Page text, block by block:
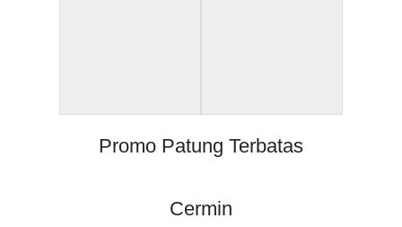
Promo Patung Terbatas
Cermin